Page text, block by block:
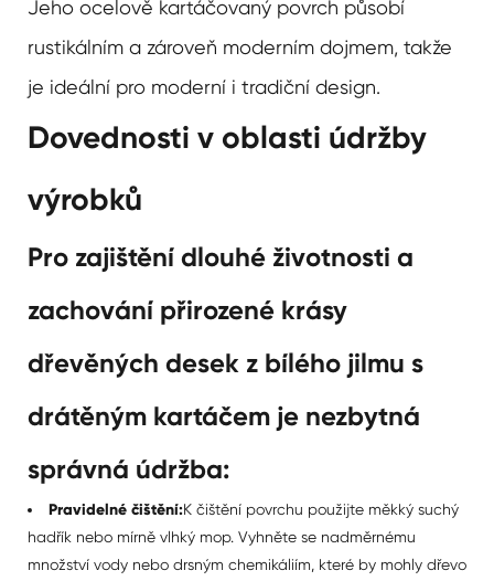
Jeho ocelově kartáčovaný povrch působí
rustikálním a zároveň moderním dojmem, takže
je ideální pro moderní i tradiční design.
Dovednosti v oblasti údržby
výrobků
Pro zajištění dlouhé životnosti a
zachování přirozené krásy
dřevěných desek z bílého jilmu s
drátěným kartáčem je nezbytná
správná údržba:
Pravidelné čištění:K čištění povrchu použijte měkký suchý
hadřík nebo mírně vlhký mop. Vyhněte se nadměrnému
množství vody nebo drsným chemikáliím, které by mohly dřevo